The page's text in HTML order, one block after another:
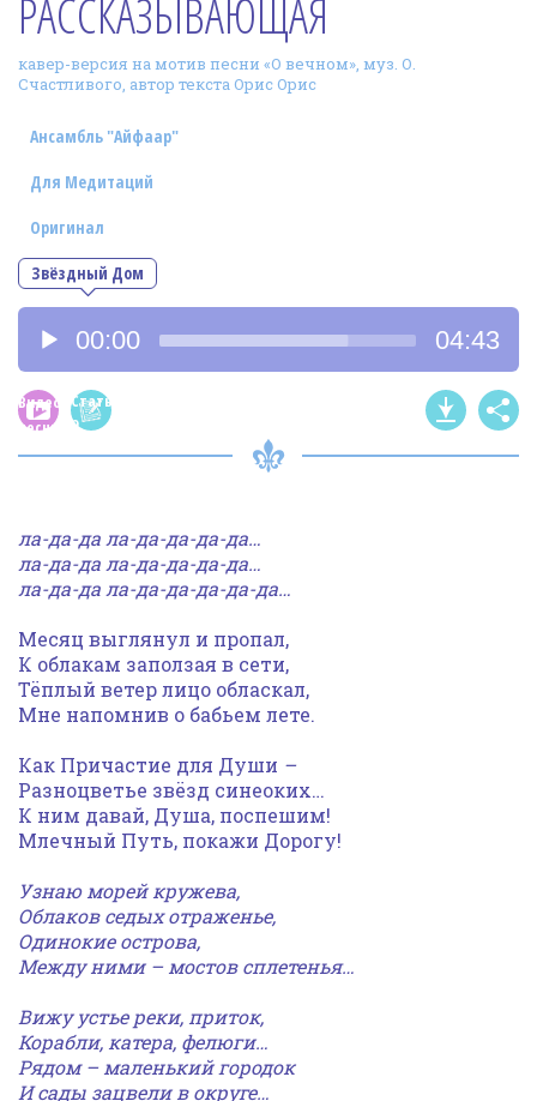
Фотогалерея
In English
Видео
Ииссиидиология
Номера песен
РАССКАЗЫВАЮЩАЯ
кавер-версия на мотив песни «О вечном», муз. О.
Счастливого, автор текста Орис Орис
Звёздный Дом
Ансамбль "Айфаар"
Для Медитаций
Оригинал
Аудиоплеер
00:00 04:43
Видео
песни
Статья
о
ла-да-да ла-да-да-да-да…
ла-да-да ла-да-да-да-да…
ла-да-да ла-да-да-да-да-да…
Месяц выглянул и пропал,
К облакам заползая в сети,
Тёплый ветер лицо обласкал,
Мне напомнив о бабьем лете.
Как Причастие для Души –
Разноцветье звёзд синеоких…
К ним давай, Душа, поспешим!
Млечный Путь, покажи Дорогу!
Узнаю морей кружева,
Облаков седых отраженье,
Одинокие острова,
Между ними – мостов сплетенья…
Вижу устье реки, приток,
Корабли, катера, фелюги…
Рядом – маленький городок
И сады зацвели в округе…